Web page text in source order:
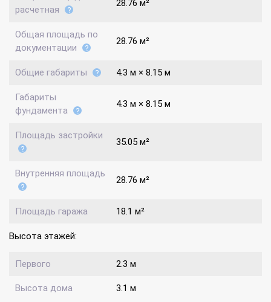
расчетная
28.76 м²
Общая площадь по
документации
28.76 м²
Общие габариты 4.3 м × 8.15 м
Габариты
фундамента
4.3 м × 8.15 м
Площадь застройки
35.05 м²
Внутренняя площадь
28.76 м²
Площадь гаража 18.1 м²
Высота этажей:
Первого 2.3 м
Высота дома 3.1 м